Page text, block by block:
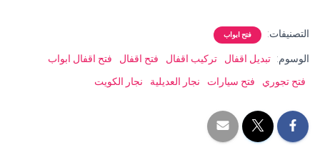
التصنيفات: فتح ابواب
الوسوم: تبديل اقفال تركيب اقفال فتح اقفال
فتح اقفال ابواب
فتح تجوري
فتح سيارات نجار العديلية نجار الكويت